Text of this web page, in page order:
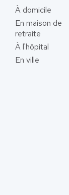
À domicile
En maison de
retraite
À l'hôpital
En ville